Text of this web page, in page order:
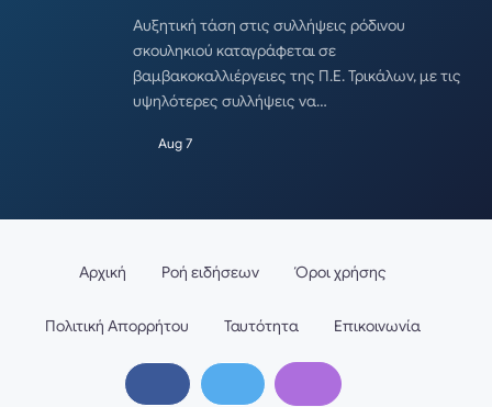
Αυξητική τάση στις συλλήψεις ρόδινου
σκουληκιού καταγράφεται σε
βαμβακοκαλλιέργειες της Π.Ε. Τρικάλων, με τις
υψηλότερες συλλήψεις να…
Aug 7
Αρχική Ροή ειδήσεων Όροι χρήσης
Πολιτική Απορρήτου Ταυτότητα Επικοινωνία